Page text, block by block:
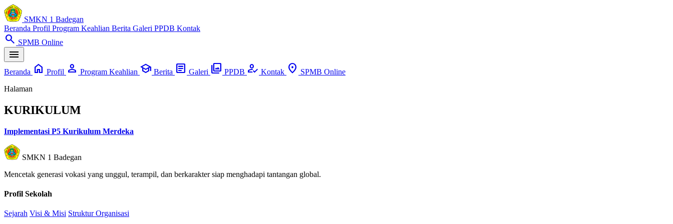
SMKN 1 Badegan
Beranda Profil Program Keahlian Berita Galeri PPDB Kontak
search SPMB Online
menu
Beranda home Profil person Program Keahlian school Berita article Galeri photo_library PPDB how_to_reg Kontak location_on SPMB Online
Halaman
KURIKULUM
Implementasi P5 Kurikulum Merdeka
SMKN 1 Badegan
Mencetak generasi vokasi yang unggul, terampil, dan berkarakter siap menghadapi tantangan global.
Profil Sekolah
Sejarah Visi & Misi Struktur Organisasi